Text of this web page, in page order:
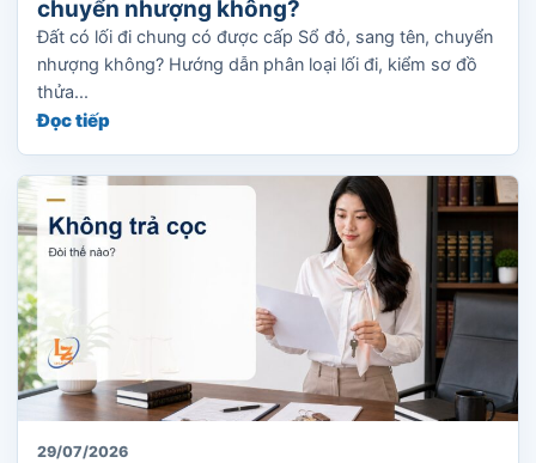
chuyển nhượng không?
Đất có lối đi chung có được cấp Sổ đỏ, sang tên, chuyển
nhượng không? Hướng dẫn phân loại lối đi, kiểm sơ đồ
thửa...
Đọc tiếp
29/07/2026